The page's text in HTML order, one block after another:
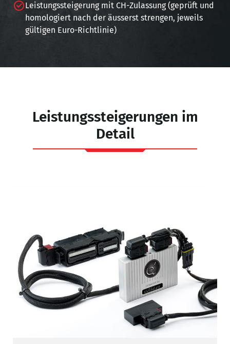
Leistungssteigerung mit CH-Zulassung (geprüft und
homologiert nach der äusserst strengen, jeweils
gültigen Euro-Richtlinie)
Leistungssteigerungen im
Detail